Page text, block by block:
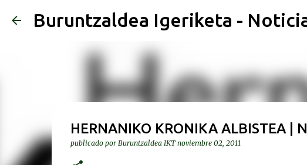
Buruntzaldea Igeriketa -
HERNANIKO KRONIKA ALBISTEA |
publicado por Buruntzaldea IKT noviembre 02, 2011